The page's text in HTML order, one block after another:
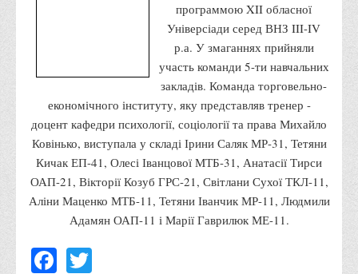
Графіки освітнього процесу
Студентське наукове товариство «ВАТРА»
ТОП-20 кращих студентів
ТОП-20 кращих студентів 2025
ТОП-20 кращих студентів 2024
ТОП-20 кращих студентів 2023
ТОП-20 кращих студентів 2022
ТОП-20 кращих студентів 2021
программою XII обласної
Універсіади серед ВНЗ III-IV
р.а. У змаганнях прийняли
участь команди 5-ти навчальних
закладів. Команда торговельно-
економічного інституту, яку представляв тренер -
доцент кафедри психології, соціології та права Михайло
Ковінько, виступала у складі Ірини Саляк МР-31, Тетяни
Кичак ЕП-41, Олесі Іванцової МТБ-31, Анатасії Тирси
ОАП-21, Вікторії Козуб ГРС-21, Світлани Сухої ТКЛ-11,
Аліни Маценко МТБ-11, Тетяни Іванчик МР-11, Людмили
Адамян ОАП-11 і Марії Гаврилюк МЕ-11.
Facebook